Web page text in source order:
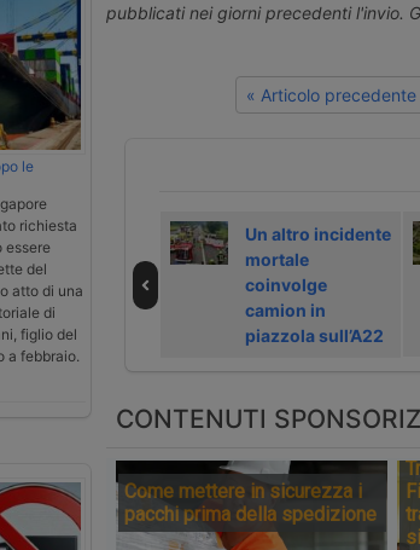
le
richiesta
essere
del
atto di una
di
figlio del
a febbraio.
pubblicati nei giorni precedenti l'invio.
« Articolo precedente
Una frana in
Austria ha chiuso
l’autostrada del
Brennero
Un altro incidente
mortale
coinvolge
camion in
piazzola sull’A22
CONTENUTI
Come mettere in sicurezza i
pacchi prima della spedizione